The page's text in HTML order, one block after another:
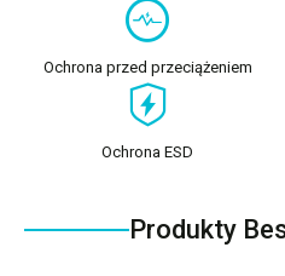
Ochrona przed przeciążeniem
Ochrona ESD
Produkty